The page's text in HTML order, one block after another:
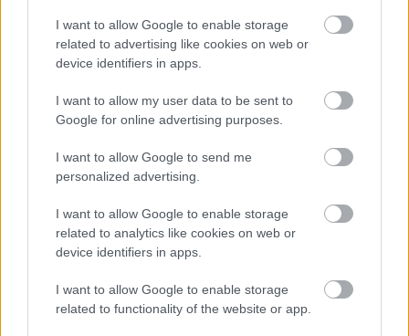
I want to allow Google to enable storage
related to advertising like cookies on web or
device identifiers in apps.
I want to allow my user data to be sent to
Google for online advertising purposes.
I want to allow Google to send me
personalized advertising.
I want to allow Google to enable storage
related to analytics like cookies on web or
device identifiers in apps.
I want to allow Google to enable storage
related to functionality of the website or app.
az ölébe:
VICC: Két cápa panaszkodik egymásnak
További bejegyzések